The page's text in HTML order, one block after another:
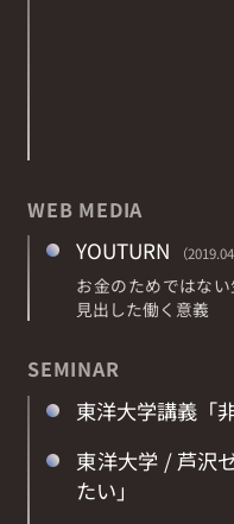
WEB MEDIA
YOUTURN （
お金のためではな
見出した働く意義
SEMINAR
東洋大学講義「
東洋大学 / 芦沢
たい」